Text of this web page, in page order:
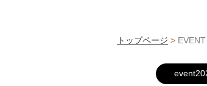
トップページ > EVENT